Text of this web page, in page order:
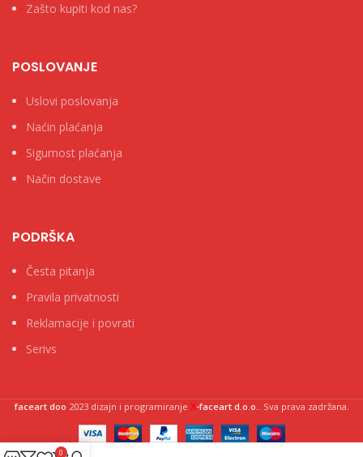
Zašto kupiti kod nas?
POSLOVANJE
Uslovi poslovanja
Naćin plaćanja
Sigurnost plaćanja
Način dostave
PODRŠKA
Česta pitanja
Pravila privatnosti
Reklamacije i povrati
Serivs
faceart doo 2023 dizajn i programiranje X-faceart d.o.o.. Sva prava zadržana.
0